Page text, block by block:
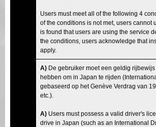
Users must meet all of the following 4
of the conditions is not met, users cannot
is found that users are using the service
the conditions, users acknowledge that
apply.
A) De gebruiker moet een geldig
hebben om in Japan te rijden
gebaseerd op het Genève Verdrag van
etc.).
A) Users must possess a valid driver's
drive in Japan (such as an International